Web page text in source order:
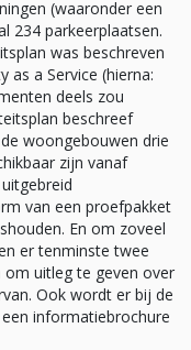
(waaronder een
234 parkeerplaatsen.
was beschreven
as a Service (hierna:
deels zou
beschreef
woongebouwen drie
zijn vanaf
van een proefpakket
En om zoveel
er tenminste twee
uitleg te geven over
Ook wordt er bij de
informatiebrochure